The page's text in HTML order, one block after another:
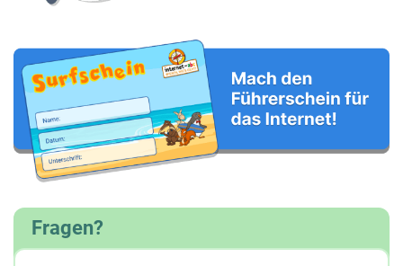
Fragen?